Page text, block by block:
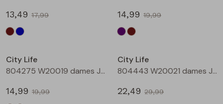
13,49 17,99
14,99 19,99
City Life
804275 W20019 dames Jurk Bruin
14,99 19,99
City Life
804443 W20021 dames Jurk Marine
22,49 29,99